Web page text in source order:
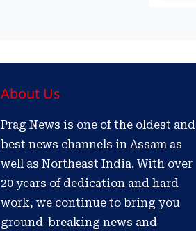
About Us
Prag News is one of the oldest and
best news channels in Assam as
well as Northeast India. With over
20 years of dedication and hard
work, we continue to bring you
ground-breaking news and